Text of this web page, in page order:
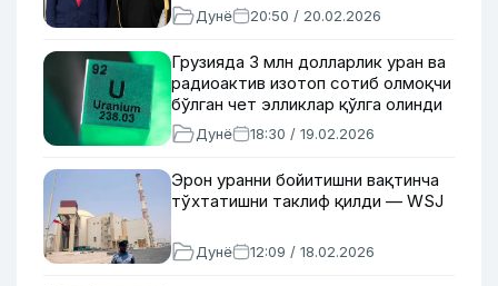
Дунё 20:50 / 20.02.2026
Грузияда 3 млн долларлик уран ва
радиоактив изотоп сотиб олмоқчи
бўлган чет элликлар қўлга олинди
Дунё 18:30 / 19.02.2026
Эрон уранни бойитишни вақтинча
тўхтатишни таклиф қилди — WSJ
Дунё 12:09 / 18.02.2026